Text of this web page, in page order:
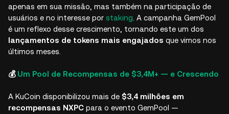
apenas em sua missão, mas também na participação de
usuários e no interesse por staking . A campanha GemPool
é um reflexo desse crescimento, tornando este um dos
lançamentos de tokens mais engajados que vimos nos
últimos meses.
💰 Um Pool de Recompensas de $3,4M+ — e Crescendo
A KuCoin disponibilizou mais de $3,4 milhões em
recompensas NXPC para o evento GemPool —